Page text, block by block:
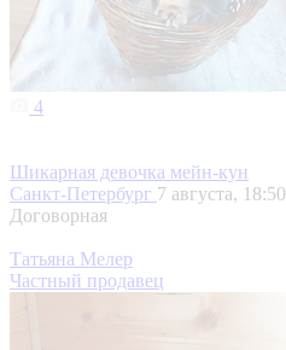
4
Шикарная девочка мейн-кун
Санкт-Петербург 7 августа, 18:50
Договорная
Татьяна Мелер
Частный продавец